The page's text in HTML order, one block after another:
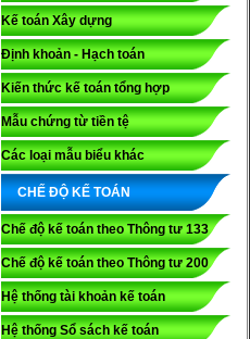
Kế toán Xây dựng
Định khoản - Hạch toán
Kiến thức kế toán tổng hợp
Mẫu chứng từ tiền tệ
Các loại mẫu biểu khác
CHẾ ĐỘ KẾ TOÁN
Chế độ kế toán theo Thông tư 133
Chế độ kế toán theo Thông tư 200
Hệ thống tài khoản kế toán
Hệ thống Sổ sách kế toán